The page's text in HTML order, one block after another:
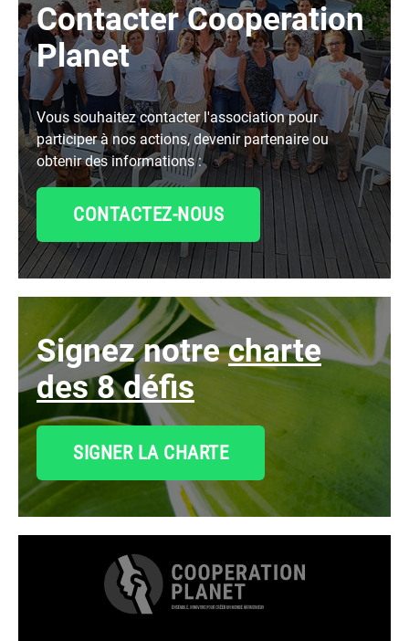
Contacter Cooperation
Planet
Vous souhaitez contacter l'association pour
participer à nos actions, devenir partenaire ou
obtenir des informations :
CONTACTEZ-NOUS
signez notrecharte
des 8 défis
SIGNER LA CHARTE